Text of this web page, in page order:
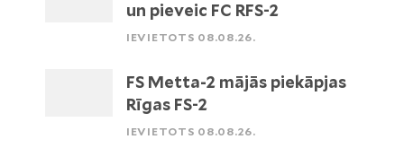
un pieveic FC RFS-2
IEVIETOTS 08.08.26.
FS Metta-2 mājās piekāpjas
Rīgas FS-2
IEVIETOTS 08.08.26.